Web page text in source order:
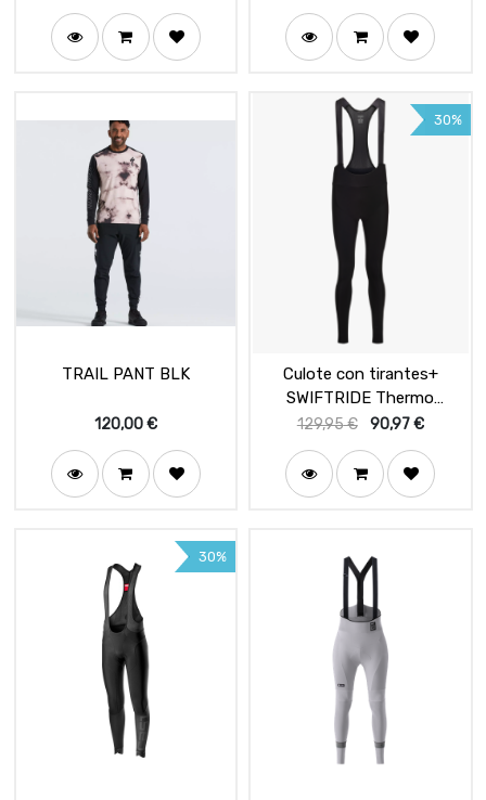
TRAIL PANT BLK
120,00€
30%
Culote con tirantes+
SWIFTRIDE Thermo
Hombre Black
129,95€ 90,97€
30%